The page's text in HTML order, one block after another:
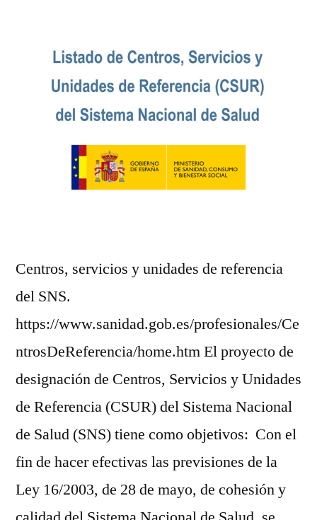
Centros, servicios y unidades de referencia
del SNS.
https://www.sanidad.gob.es/profesionales/Ce
ntrosDeReferencia/home.htm El proyecto de
designación de Centros, Servicios y Unidades
de Referencia (CSUR) del Sistema Nacional
de Salud (SNS) tiene como objetivos: Con el
fin de hacer efectivas las previsiones de la
Ley 16/2003, de 28 de mayo, de cohesión y